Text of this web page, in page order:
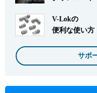
V-Lokの
便利な使い方
サポ